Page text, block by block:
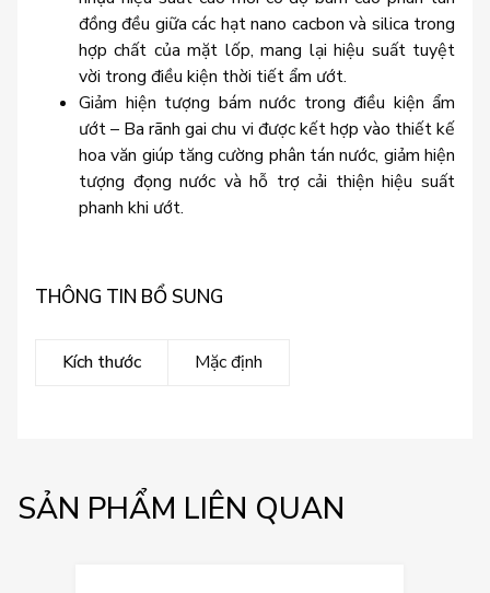
đồng đều giữa các hạt nano cacbon và silica trong
hợp chất của mặt lốp, mang lại hiệu suất tuyệt
vời trong điều kiện thời tiết ẩm ướt.
Giảm hiện tượng bám nước trong điều kiện ẩm
ướt – Ba rãnh gai chu vi được kết hợp vào thiết kế
hoa văn giúp tăng cường phân tán nước, giảm hiện
tượng đọng nước và hỗ trợ cải thiện hiệu suất
phanh khi ướt.
THÔNG TIN BỔ SUNG
Kích thước Mặc định
SẢN PHẨM LIÊN QUAN